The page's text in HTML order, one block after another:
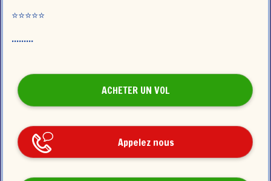
⭐️⭐️⭐️⭐️⭐️
.........
ACHETER UN VOL
Appelez nous